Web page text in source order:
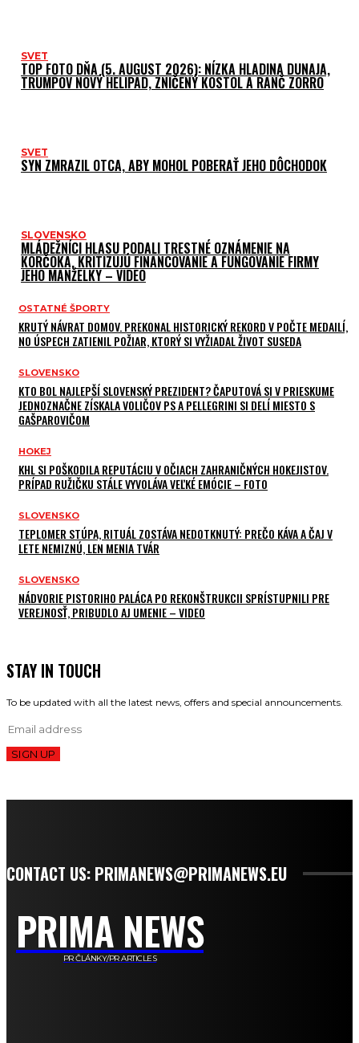
SVET
TOP FOTO DŇA (5. AUGUST 2026): NÍZKA HLADINA DUNAJA,
TRUMPOV NOVÝ HELIPAD, ZNIČENÝ KOSTOL A RANČ ZORRO
SVET
SYN ZMRAZIL OTCA, ABY MOHOL POBERAŤ JEHO DÔCHODOK
SLOVENSKO
MLÁDEŽNÍCI HLASU PODALI TRESTNÉ OZNÁMENIE NA
KORČOKA, KRITIZUJÚ FINANCOVANIE A FUNGOVANIE FIRMY
JEHO MANŽELKY – VIDEO
OSTATNÉ ŠPORTY
KRUTÝ NÁVRAT DOMOV. PREKONAL HISTORICKÝ REKORD V POČTE MEDAILÍ,
NO ÚSPECH ZATIENIL POŽIAR, KTORÝ SI VYŽIADAL ŽIVOT SUSEDA
SLOVENSKO
KTO BOL NAJLEPŠÍ SLOVENSKÝ PREZIDENT? ČAPUTOVÁ SI V PRIESKUME
JEDNOZNAČNE ZÍSKALA VOLIČOV PS A PELLEGRINI SI DELÍ MIESTO S
GAŠPAROVIČOM
HOKEJ
KHL SI POŠKODILA REPUTÁCIU V OČIACH ZAHRANIČNÝCH HOKEJISTOV.
PRÍPAD RUŽIČKU STÁLE VYVOLÁVA VEĽKÉ EMÓCIE – FOTO
SLOVENSKO
TEPLOMER STÚPA, RITUÁL ZOSTÁVA NEDOTKNUTÝ: PREČO KÁVA A ČAJ V
LETE NEMIZNÚ, LEN MENIA TVÁR
SLOVENSKO
NÁDVORIE PISTORIHO PALÁCA PO REKONŠTRUKCII SPRÍSTUPNILI PRE
VEREJNOSŤ, PRIBUDLO AJ UMENIE – VIDEO
STAY IN TOUCH
To be updated with all the latest news, offers and special announcements.
SIGN UP
CONTACT US: PRIMANEWS@PRIMANEWS.EU
PRIMA NEWS
PR ČLÁNKY/PR ARTICLES